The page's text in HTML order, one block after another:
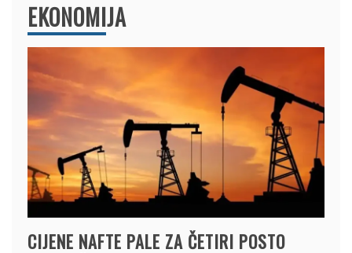
EKONOMIJA
CIJENE NAFTE PALE ZA ČETIRI POSTO